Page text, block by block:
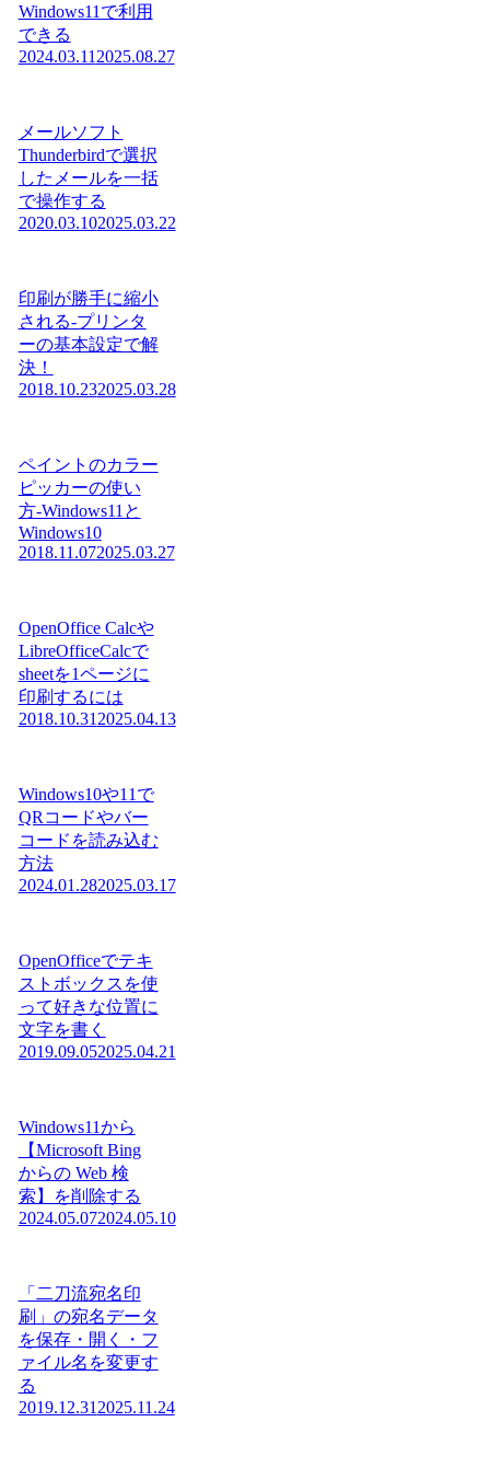
Windows11で利用
できる
2024.03.11 2025.08.27
メールソフト
Thunderbirdで選択
したメールを一括
で操作する
2020.03.102025.03.22
印刷が勝手に縮小
される-プリンタ
ーの基本設定で解
決！
2018.10.232025.03.28
ペイントのカラー
ピッカーの使い
方-Windows11と
Windows10
2018.11.072025.03.27
OpenOffice Calcや
LibreOfficeCalcで
sheetを1ページに
印刷するには
2018.10.31 2025.04.13
Windows10や11で
QRコードやバー
コードを読み込む
方法
2024.01.282025.03.17
OpenOfficeでテキ
ストボックスを使
って好きな位置に
文字を書く
2019.09.052025.04.21
Windows11から
【Microsoft Bing
からの Web 検
索】を削除する
2024.05.072024.05.10
「二刀流宛名印
刷」の宛名データ
を保存・開く・フ
ァイル名を変更す
る
2019.12.31 2025.11.24